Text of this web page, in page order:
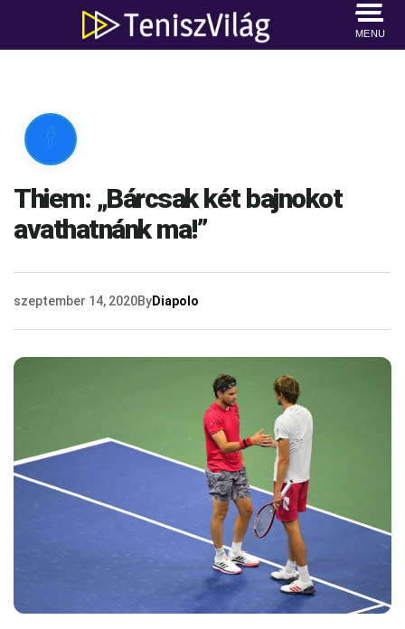
MENU

Thiem: „Bárcsak két bajnokot
avathatnánk ma!”
szeptember 14, 2020ByDiapolo